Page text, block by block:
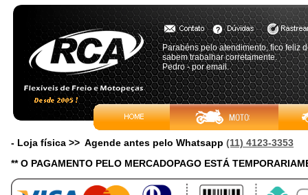
Parabéns pelo atendimento, fico feliz
sabem trabalhar corretamente.
Pedro - por email.
- Loja física >> Agende antes pelo Whatsapp (11) 4123-3353
** O PAGAMENTO PELO MERCADOPAGO ESTÁ